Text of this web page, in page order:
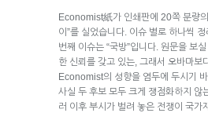
Economist紙가 인쇄판에 20쪽 분량
이”를 실었습니다. 이슈 별로 하나씩
번째 이슈는 “국방”입니다. 원문을 보
한 신뢰를 갖고 있는, 그래서 오바마보
Economist의 성향을 염두에 두시기
사실 두 후보 모두 크게 쟁점화하지 않
러 이후 부시가 벌려 놓은 전쟁이 국가